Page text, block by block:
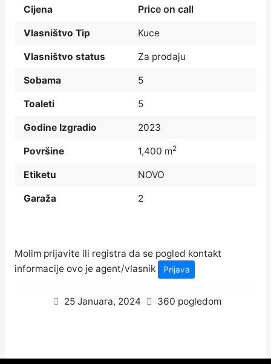
Cijena Price on call
Vlasništvo Tip Kuce
Vlasništvo status Za prodaju
Sobama 5
Toaleti 5
Godine Izgradio 2023
Površine 1,400 m2
Etiketu NOVO
Garaža 2
Molim prijavite ili registra da se pogled kontakt
informacije ovo je agent/vlasnik
Prijava
25 Januara, 2024 360 pogledom